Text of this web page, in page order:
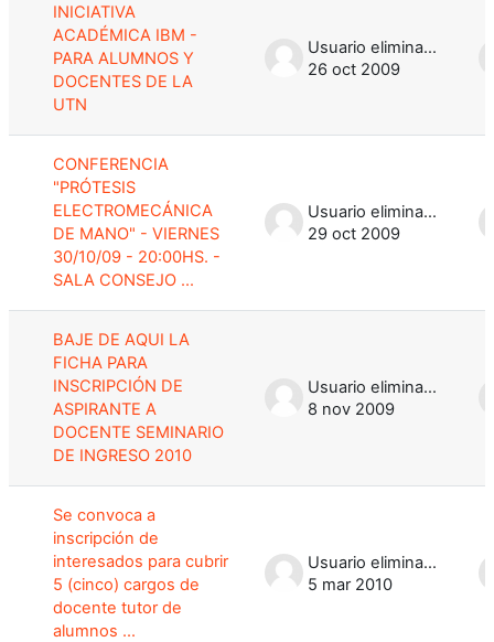
INICIATIVA
ACADÉMICA IBM -
PARA ALUMNOS Y
DOCENTES DE LA
UTN
Usuario eliminado
26 oct 2009
CONFERENCIA
"PRÓTESIS
ELECTROMECÁNICA
DE MANO" - VIERNES
30/10/09 - 20:00HS. -
SALA CONSEJO ...
Usuario eliminado
29 oct 2009
BAJE DE AQUI LA
FICHA PARA
INSCRIPCIÓN DE
ASPIRANTE A
DOCENTE SEMINARIO
DE INGRESO 2010
Usuario eliminado
8 nov 2009
Se convoca a
inscripción de
interesados para cubrir
5 (cinco) cargos de
docente tutor de
alumnos ...
Usuario eliminado
5 mar 2010